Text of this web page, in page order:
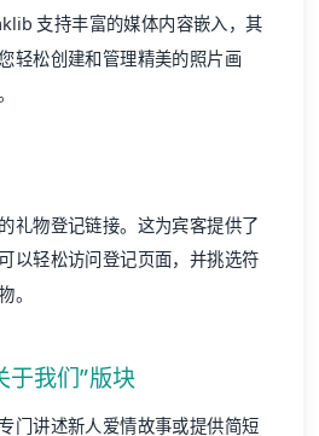
支持丰富的媒体内容嵌入，其
轻松创建和管理精美的照片画
礼物登记链接。这为宾客提供了
以轻松访问登记页面，并挑选符
。
于我们”版块
门讲述新人爱情故事或提供简短